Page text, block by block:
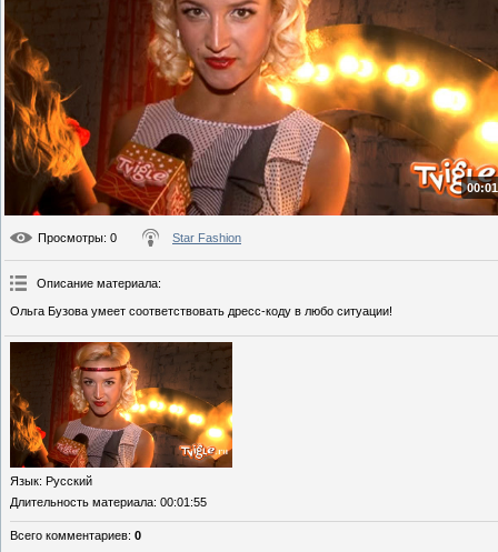
Просмотры: 0 Star Fashion
Описание материала:
Ольга Бузова умеет соответствовать дресс-коду в любо ситуации!
Язык: Русский
Длительность материала: 00:01:55
Всего комментариев: 0